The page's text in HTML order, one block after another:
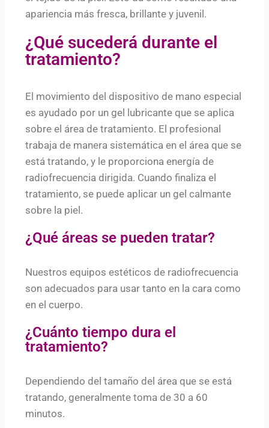
apariencia más fresca, brillante y juvenil.
¿Qué sucederá durante el
tratamiento?
El movimiento del dispositivo de mano especial
es ayudado por un gel lubricante que se aplica
sobre el área de tratamiento. El profesional
trabaja de manera sistemática en el área que se
está tratando, y le proporciona energía de
radiofrecuencia dirigida. Cuando finaliza el
tratamiento, se puede aplicar un gel calmante
sobre la piel.
¿Qué áreas se pueden tratar?
Nuestros equipos estéticos de radiofrecuencia
son adecuados para usar tanto en la cara como
en el cuerpo.
¿Cuánto tiempo dura el
tratamiento?
Dependiendo del tamaño del área que se está
tratando, generalmente toma de 30 a 60
minutos.